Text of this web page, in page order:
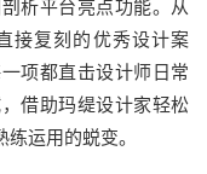
析平台亮点功能。从
接复刻的优秀设计案
项都直击设计师日常
借助玛缇设计家轻松
运用的蜕变。